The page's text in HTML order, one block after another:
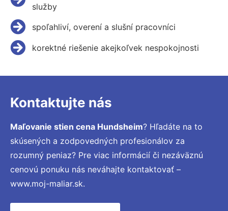
služby
spoľahliví, overení a slušní pracovníci
korektné riešenie akejkoľvek nespokojnosti
Kontaktujte nás
Maľovanie stien cena Hundsheim? Hľadáte na to
skúsených a zodpovedných profesionálov za
rozumný peniaz? Pre viac informácií či nezáväznú
cenovú ponuku nás neváhajte kontaktovať –
www.moj-maliar.sk.